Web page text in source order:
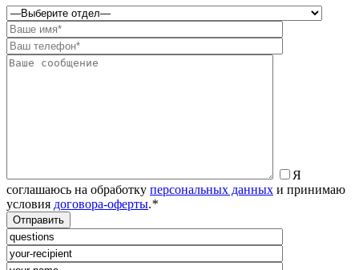
Я
соглашаюсь на обработку персональных данных и принимаю
условия договора-оферты.*